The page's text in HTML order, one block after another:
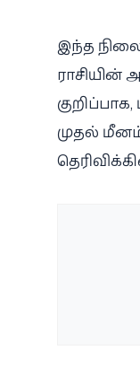
இந்த
ராசியின்
முதல்